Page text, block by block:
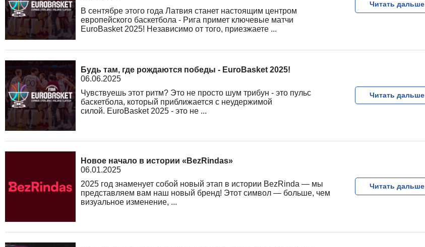
В сентябре этого года Латвия станет настоящим центром
европейского баскетбола - Рига примет ключевые матчи
EuroBasket 2025! Независимо от того, приезжаете ...
Читать дальше
Будь там, где рождаются победы - EuroBasket 2025!
06.06.2025
Чувствуешь этот ритм? Это не просто шум трибун - это пульс
баскетбола, который приближается с неудержимой
силой. EuroBasket 2025 - это не ...
Читать дальше
Новое начало в истории «BezRindas»
06.01.2025
2025 год знаменует собой новый этап в истории BezRinda — мы
представляем вам наш новый бренд! Этот символ — больше, чем
визуальное изменение, ...
Читать дальше